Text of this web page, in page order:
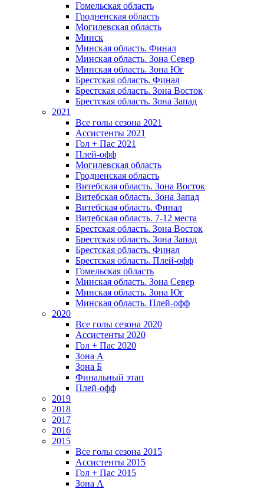
Гомельская область
Гродненская область
Могилевская область
Минск
Mинская область. Финал
Минская область. Зона Север
Минская область. Зона Юг
Брестская область. Финал
Брестская область. Зона Восток
Брестская область. Зона Запад
2021
Все голы сезона 2021
Ассистенты 2021
Гол + Пас 2021
Плей-офф
Могилевская область
Гродненская область
Витебская область. Зона Восток
Витебская область. Зона Запад
Витебская область. Финал
Витебская область. 7-12 места
Брестская область. Зона Восток
Брестская область. Зона Запад
Брестская область. Финал
Брестская область. Плей-офф
Гомельская область
Минская область. Зона Север
Минская область. Зона Юг
Минская область. Плей-офф
2020
Все голы сезона 2020
Ассистенты 2020
Гол + Пас 2020
Зона А
Зона Б
Финальный этап
Плей-офф
2019
2018
2017
2016
2015
Все голы сезона 2015
Ассистенты 2015
Гол + Пас 2015
Зона А